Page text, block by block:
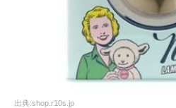
出典:shop.r10s.jp